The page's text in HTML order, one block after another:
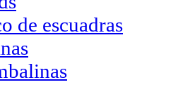
de escuadras